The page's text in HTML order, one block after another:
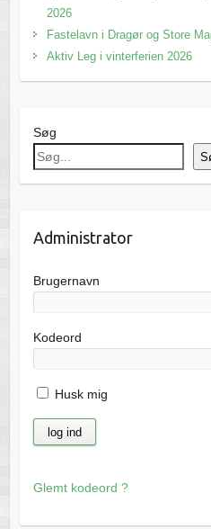
2026
Fastelavn i Dragør og Store
Aktiv Leg i vinterferien 2026
Søg
Administrator
Brugernavn
Kodeord
Husk mig
Glemt kodeord ?